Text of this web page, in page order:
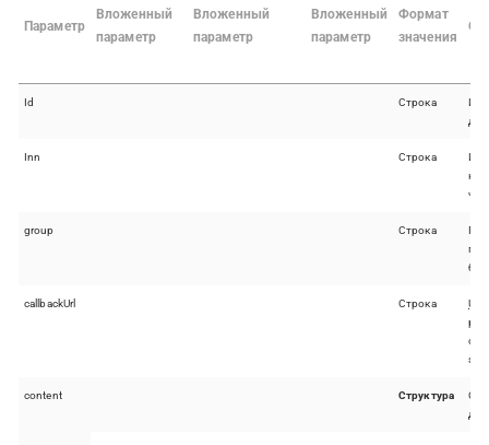
Параметр
Вложенный
параметр
Вложенный
параметр
Вложенный
параметр
Формат
значения
Id Строка
Inn Строка
ИНН
чек
group Строка
callbackUrl Строка URL
content Структура